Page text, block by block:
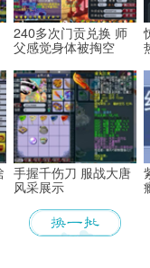
240多次门贡兑换 师
父感觉身体被掏空
手握千伤刀 服战大唐
风采展示